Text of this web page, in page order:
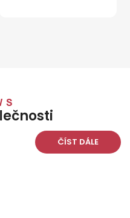
znovu důvěřujeme.
Bobby a Liz
ČÍST DÁLE